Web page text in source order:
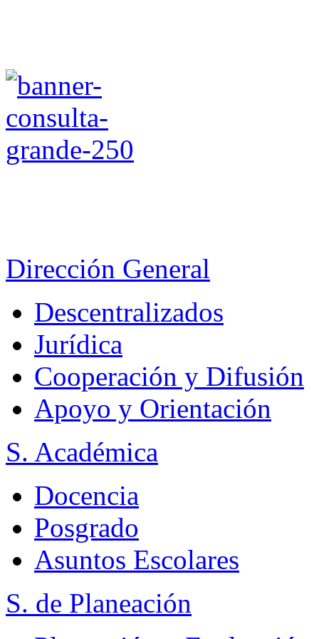
Dirección General
Descentralizados
Jurídica
Cooperación y Difusión
Apoyo y Orientación
S. Académica
Docencia
Posgrado
Asuntos Escolares
S. de Planeación